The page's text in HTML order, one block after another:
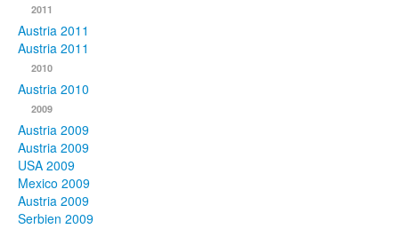
2011
Austria 2011
Austria 2011
2010
Austria 2010
2009
Austria 2009
Austria 2009
USA 2009
Mexico 2009
Austria 2009
Serbien 2009